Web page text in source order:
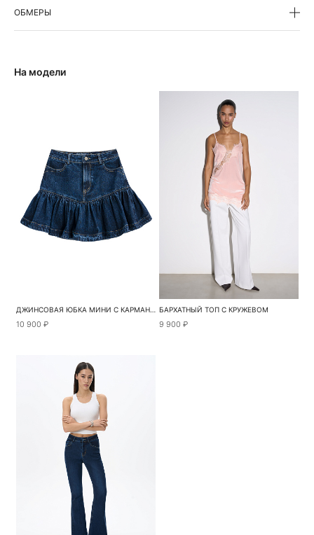
ОБМЕРЫ
На модели
ДЖИНСОВАЯ ЮБКА МИНИ С КАРМАНАМИ СЕРДЕЧКАМИ
10 900 ₽
БАРХАТНЫЙ ТОП С КРУЖЕВОМ
9 900 ₽